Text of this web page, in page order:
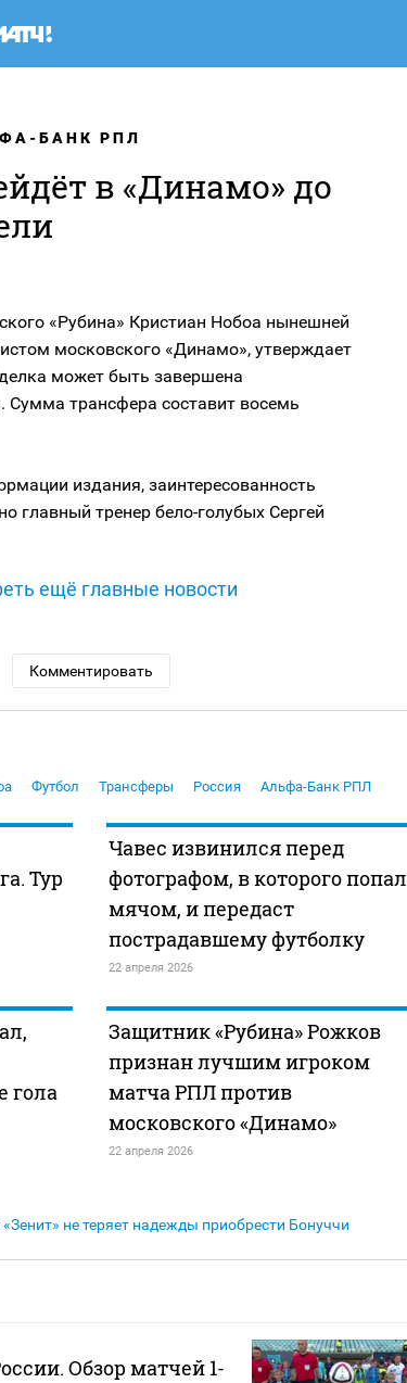
БАНК РПЛ
в «Динамо» до
«Рубина» Кристиан Нобоа нынешней
московского «Динамо», утверждает
может быть завершена
Сумма трансфера составит восемь
издания, заинтересованность
главный тренер бело-голубых Сергей
ещё главные новости
Комментировать
Футбол Трансферы Россия Альфа-Банк РПЛ
Тур
Чавес извинился перед
фотографом, в которого попал
мячом, и передаст
пострадавшему футболку
22 апреля 2026
гола
Защитник «Рубина» Рожков
признан лучшим игроком
матча РПЛ против
московского «Динамо»
22 апреля 2026
«Зенит» не теряет надежды приобрести Бонуччи
Обзор матчей 1-